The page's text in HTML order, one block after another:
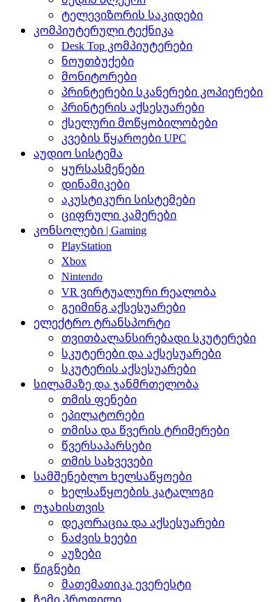
ტელევიზორის საკიდები
კომპიუტერული ტექნიკა
Desk Top კომპიუტერები
ნოუთბუქები
მონიტორები
პრინტერები სკანერები კოპიერები
პრინტერის აქსესუარები
ქსელური მოწყობილობები
კვების წყაროები UPC
აუდიო სისტემა
ყურსასმენები
დინამიკები
აკუსტიკური სისტემები
ციფრული კამერები
კონსოლები | Gaming
PlayStation
Xbox
Nintendo
VR ვირტუალური რეალობა
გეიმინგ აქსესუარები
ელექტრო ტრანსპორტი
თვითბალანსირებადი სკუტერები
სკუტერები და აქსესუარები
სკუტერის აქსესუარები
სილამაზე და ჯანმრთელობა
თმის ფენები
ეპილატორები
თმისა და წვერის ტრიმერები
წვერსაპარსები
თმის სახვევები
სამშენებლო ხელსაწყოები
ხელსაწყოების კატალოგი
ოჯახისთვის
დეკორაცია და აქსესუარები
ნაძვის ხეები
აუზები
წიგნები
მათემათიკა ევერესტი